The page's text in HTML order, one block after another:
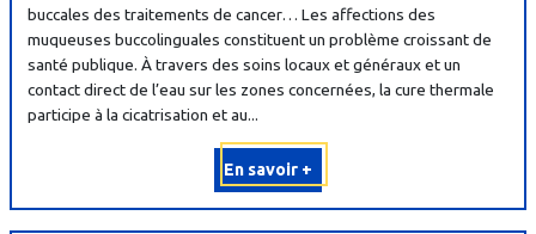
buccales des traitements de cancer… Les affections des
muqueuses buccolinguales constituent un problème croissant de
santé publique. À travers des soins locaux et généraux et un
contact direct de l’eau sur les zones concernées, la cure thermale
participe à la cicatrisation et au...
En savoir +